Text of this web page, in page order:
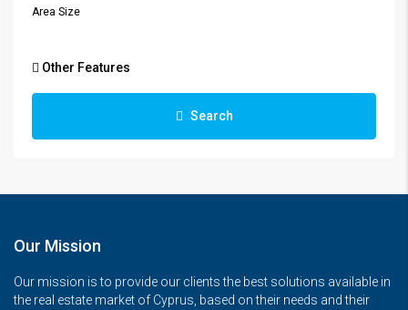
Area Size
Other Features
Search
Our Mission
Our mission is to provide our clients the best solutions available in
the real estate market of Cyprus, based on their needs and their